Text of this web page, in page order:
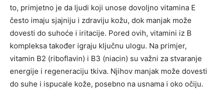
to, primjetno je da ljudi koji unose dovoljno vitamina E
često imaju sjajniju i zdraviju kožu, dok manjak može
dovesti do suhoće i iritacije. Pored ovih, vitamini iz B
kompleksa također igraju ključnu ulogu. Na primjer,
vitamin B2 (riboflavin) i B3 (niacin) su važni za stvaranje
energije i regeneraciju tkiva. Njihov manjak može dovesti
do suhe i ispucale kože, posebno na usnama i oko očiju.